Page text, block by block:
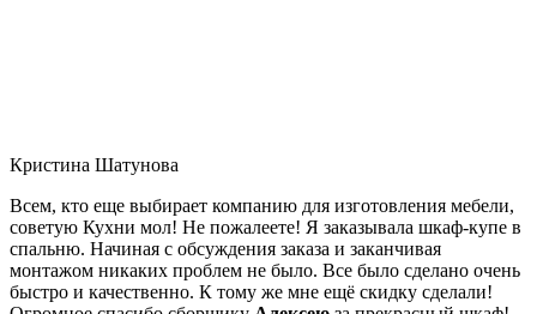
Кристина Шатунова
Всем, кто еще выбирает компанию для изготовления мебели,
советую Кухни мол! Не пожалеете! Я заказывала шкаф-купе в
спальню. Начиная с обсуждения заказа и заканчивая
монтажом никаких проблем не было. Все было сделано очень
быстро и качественно. К тому же мне ещё скидку сделали!